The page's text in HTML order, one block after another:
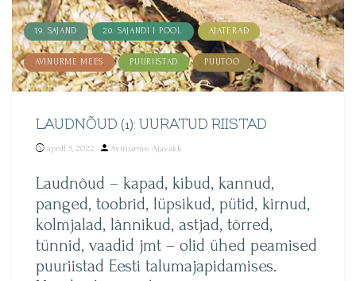
19. SAJAND 20. SAJANDI I POOL AJATERAD
AVINURME MEES PUURIISTAD PUUTÖÖ
LAUDNÕUD (1): UURATUD RIISTAD
aprill 5, 2022
Posted
Avinurme Ajavakk
Laudnõud – kapad, kibud, kannud,
panged, toobrid, lüpsikud, pütid, kirnud,
kolmjalad, lännikud, astjad, tõrred,
tünnid, vaadid jmt – olid ühed peamised
puuriistad Eesti talumajapidamises.